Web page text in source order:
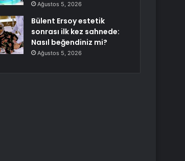
Ağustos 5, 2026
Bülent Ersoy estetik
sonrası ilk kez sahnede:
Nasıl beğendiniz mi?
Ağustos 5, 2026